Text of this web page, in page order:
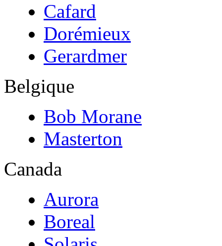
Cafard
Dorémieux
Gerardmer
Belgique
Bob Morane
Masterton
Canada
Aurora
Boreal